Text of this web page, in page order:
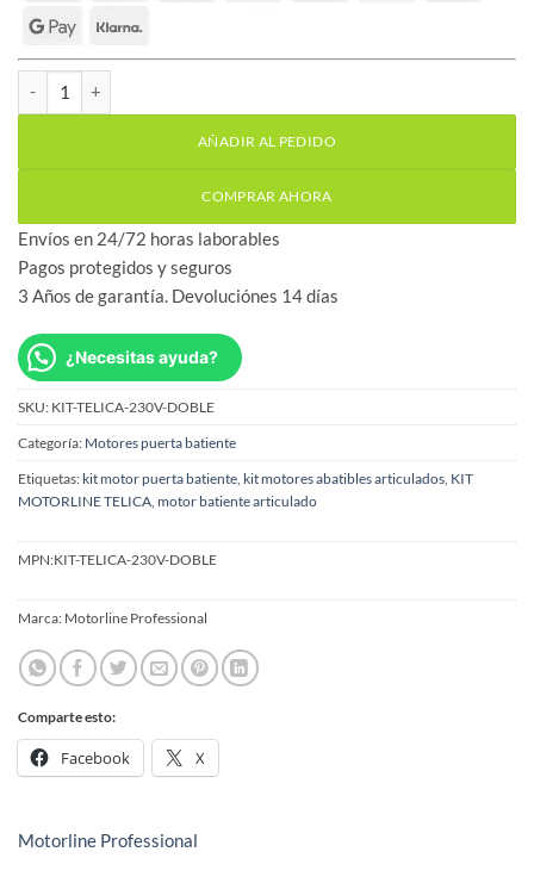
Kit Motorline Telica 230v motores articulados puerta abatible
AÑADIR AL PEDIDO
COMPRAR AHORA
Envíos en 24/72 horas laborables
Pagos protegidos y seguros
3 Años de garantía. Devoluciónes 14 días
¿Necesitas ayuda?
SKU: KIT-TELICA-230V-DOBLE
Categoría: Motores puerta batiente
Etiquetas: kit motor puerta batiente kit motores abatibles articulados KIT
MOTORLINE TELICA motor batiente articulado
MPN:KIT-TELICA-230V-DOBLE
Marca: Motorline Professional
Comparte esto:
Facebook X
Motorline Professional